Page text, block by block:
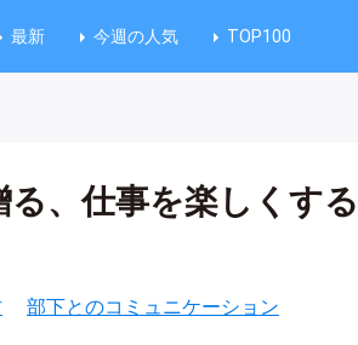
最新 今週の人気 TOP100
、仕事を楽しくす
部下とのコミュニケーション